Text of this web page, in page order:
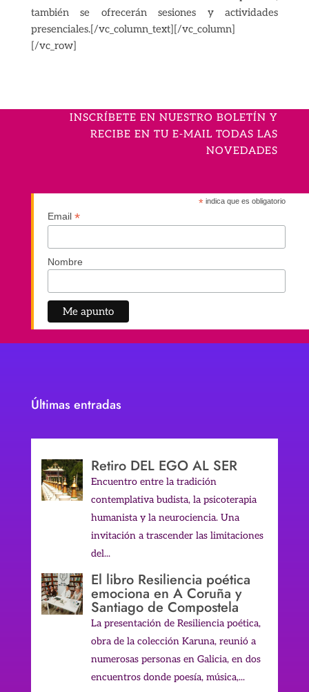
también se ofrecerán sesiones y actividades
presenciales.[/vc_column_text][/vc_column]
[/vc_row]
INSCRÍBETE EN NUESTRO BOLETÍN Y
RECIBE EN TU E-MAIL TODAS LAS
NOVEDADES
* indica que es obligatorio
Email *
Nombre
Últimas entradas
Retiro DEL EGO AL SER
Encuentro entre la tradición
contemplativa budista, la psicoterapia
humanista y la neurociencia. Una
invitación a trascender las limitaciones
del...
El libro Resiliencia poética
emociona en A Coruña y
Santiago de Compostela
La presentación de Resiliencia poética,
obra de la colección Karuna, reunió a
numerosas personas en Galicia, en dos
encuentros donde poesía, música,...